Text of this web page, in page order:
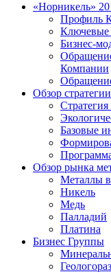
«Норникель»
Профиль
Ключевые
Бизнес-
Компании
Обзор стратегии
Базовые
Обзор рынка
Металлы в
Никель
Медь
Палладий
Платина
Бизнес Группы